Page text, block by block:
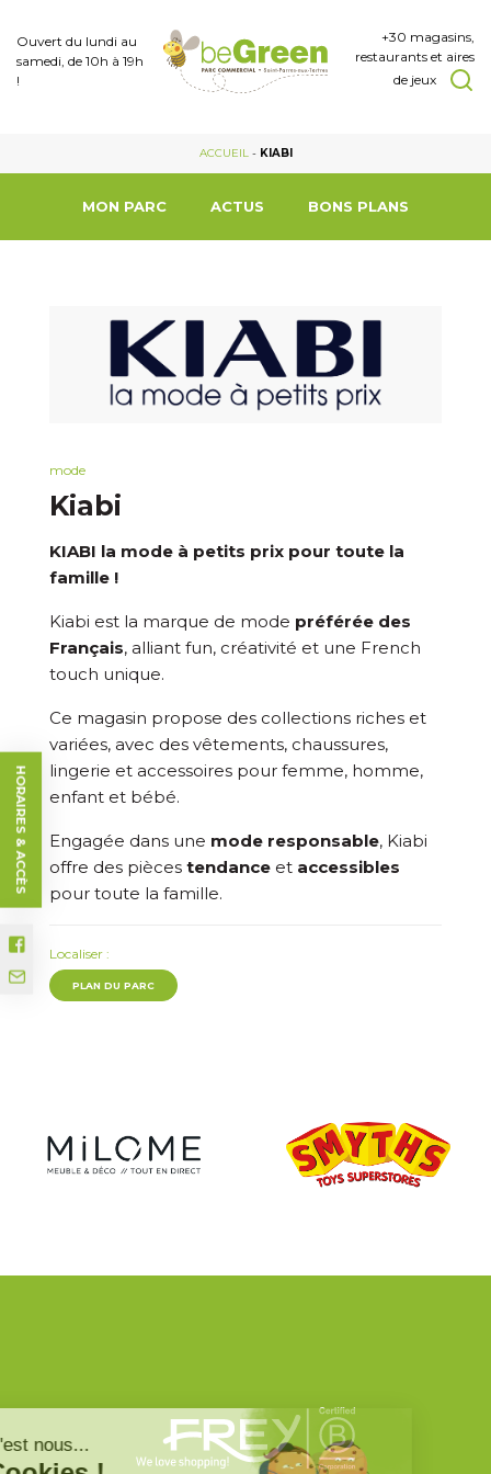
Ouvert du lundi au
samedi, de 10h à 19h
!
+30 magasins,
restaurants et aires
de jeux
ACCUEIL- KIABI
MON PARC ACTUS BONS PLANS
mode
Kiabi
KIABI la mode à petits prix pour toute la
famille !
Kiabi est la marque de mode préférée des
Français, alliant fun, créativité et une French
touch unique.
Ce magasin propose des collections riches et
variées, avec des vêtements, chaussures,
lingerie et accessoires pour femme, homme,
enfant et bébé.
Engagée dans une mode responsable, Kiabi
offre des pièces tendance et accessibles
pour toute la famille.
Localiser :
PLAN DU PARC
HORAIRES & ACCÈS